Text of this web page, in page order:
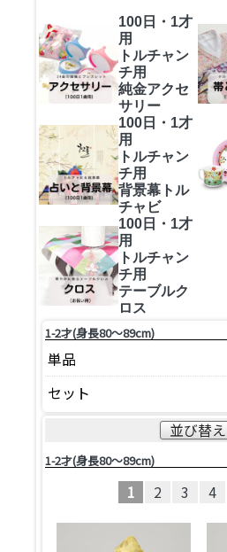
100日・1才
用
トルチャン
チ用
純金アクセ
サリー
100日・1才
用
トルチャン
チ用
背景幕トル
チャビ
100日・1才
用
トルチャン
チ用
テーブルク
ロス
1-2才(身長80～89cm)
単品
セット
並び替え
1-2才(身長80～89cm)
1 2 3 4